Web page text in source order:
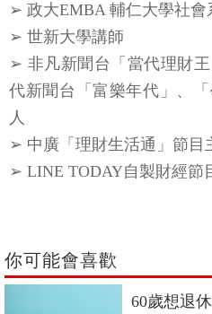
➢ 政大EMBA 輔仁大學社會
➢ 世新大學講師
➢ 非凡新聞台「當代理財
代新聞台「富樂年代」、
人
➢ 中廣「理財生活通」節目
➢ LINE TODAY自製財經節
你可能會喜歡
60歲想退